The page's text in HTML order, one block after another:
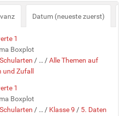
Datum (neueste zuerst)
1
Boxplot
/ … /Alle Themen auf
und Zufall
1
Boxplot
/ … / Klasse 9 / 5. Daten